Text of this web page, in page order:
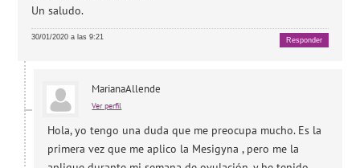
Un saludo.
30/01/2020 a las 9:21 Responder
MarianaAllende
Ver perfil
Hola, yo tengo una duda que me preocupa mucho. Es la
primera vez que me aplico la Mesigyna , pero me la